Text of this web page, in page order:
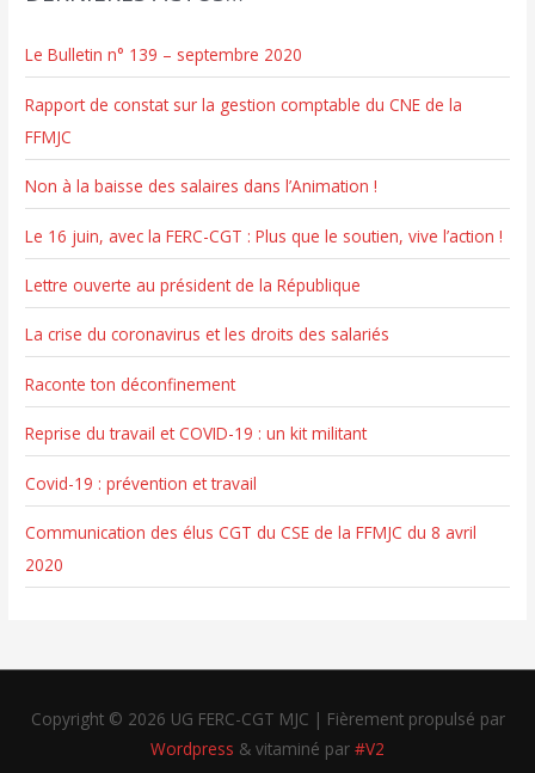
h
e
r
:
Le Bulletin n° 139 – septembre 2020
Rapport de constat sur la gestion comptable du CNE de la
FFMJC
Non à la baisse des salaires dans l’Animation !
Le 16 juin, avec la FERC-CGT : Plus que le soutien, vive l’action !
Lettre ouverte au président de la République
La crise du coronavirus et les droits des salariés
Raconte ton déconfinement
Reprise du travail et COVID-19 : un kit militant
Covid-19 : prévention et travail
Communication des élus CGT du CSE de la FFMJC du 8 avril
2020
Copyright © 2026 UG FERC-CGT MJC | Fièrement propulsé par
Wordpress & vitaminé par #V2